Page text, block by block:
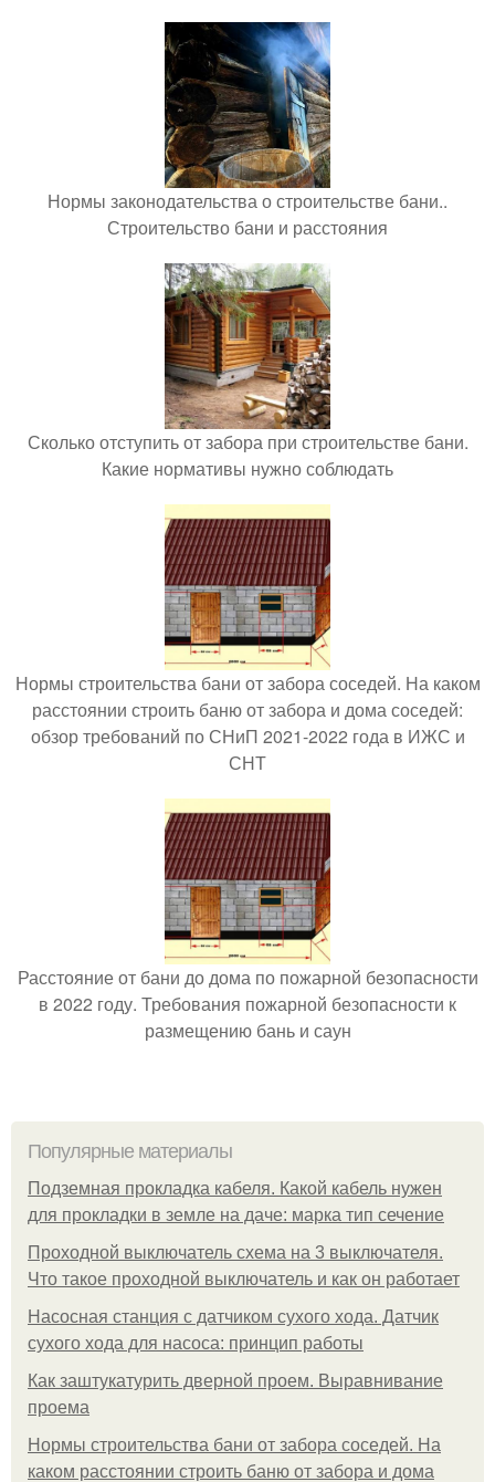
Нормы законодательства о строительстве бани..
Строительство бани и расстояния
Сколько отступить от забора при строительстве бани.
Какие нормативы нужно соблюдать
Нормы строительства бани от забора соседей. На каком
расстоянии строить баню от забора и дома соседей:
обзор требований по СНиП 2021-2022 года в ИЖС и
СНТ
Расстояние от бани до дома по пожарной безопасности
в 2022 году. Требования пожарной безопасности к
размещению бань и саун
Популярные материалы
Подземная прокладка кабеля. Какой кабель нужен
для прокладки в земле на даче: марка тип сечение
Проходной выключатель схема на 3 выключателя.
Что такое проходной выключатель и как он работает
Насосная станция с датчиком сухого хода. Датчик
сухого хода для насоса: принцип работы
Как заштукатурить дверной проем. Выравнивание
проема
Нормы строительства бани от забора соседей. На
каком расстоянии строить баню от забора и дома